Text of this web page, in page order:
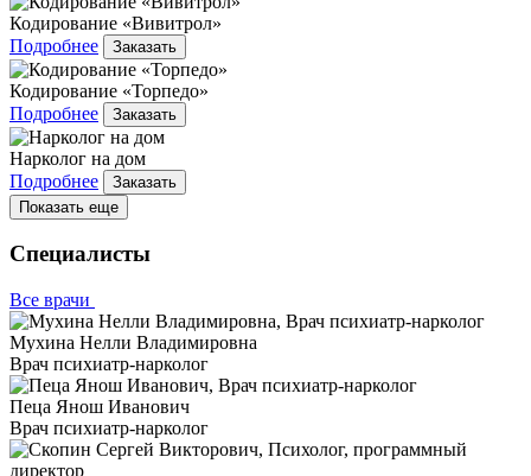
Кодирование «Вивитрол»
Подробнее
Заказать
Кодирование «Торпедо»
Подробнее
Заказать
Нарколог на дом
Подробнее
Заказать
Показать еще
Специалисты
Все врачи
Мухина Нелли Владимировна
Врач психиатр-нарколог
Пеца Янош Иванович
Врач психиатр-нарколог